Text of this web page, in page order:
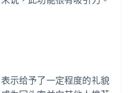
示给予了一定程度的礼貌